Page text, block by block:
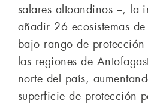
salares altoandinos –, la
añadir 26 ecosistemas
bajo rango de
las regiones de
norte del país,
superficie de protección